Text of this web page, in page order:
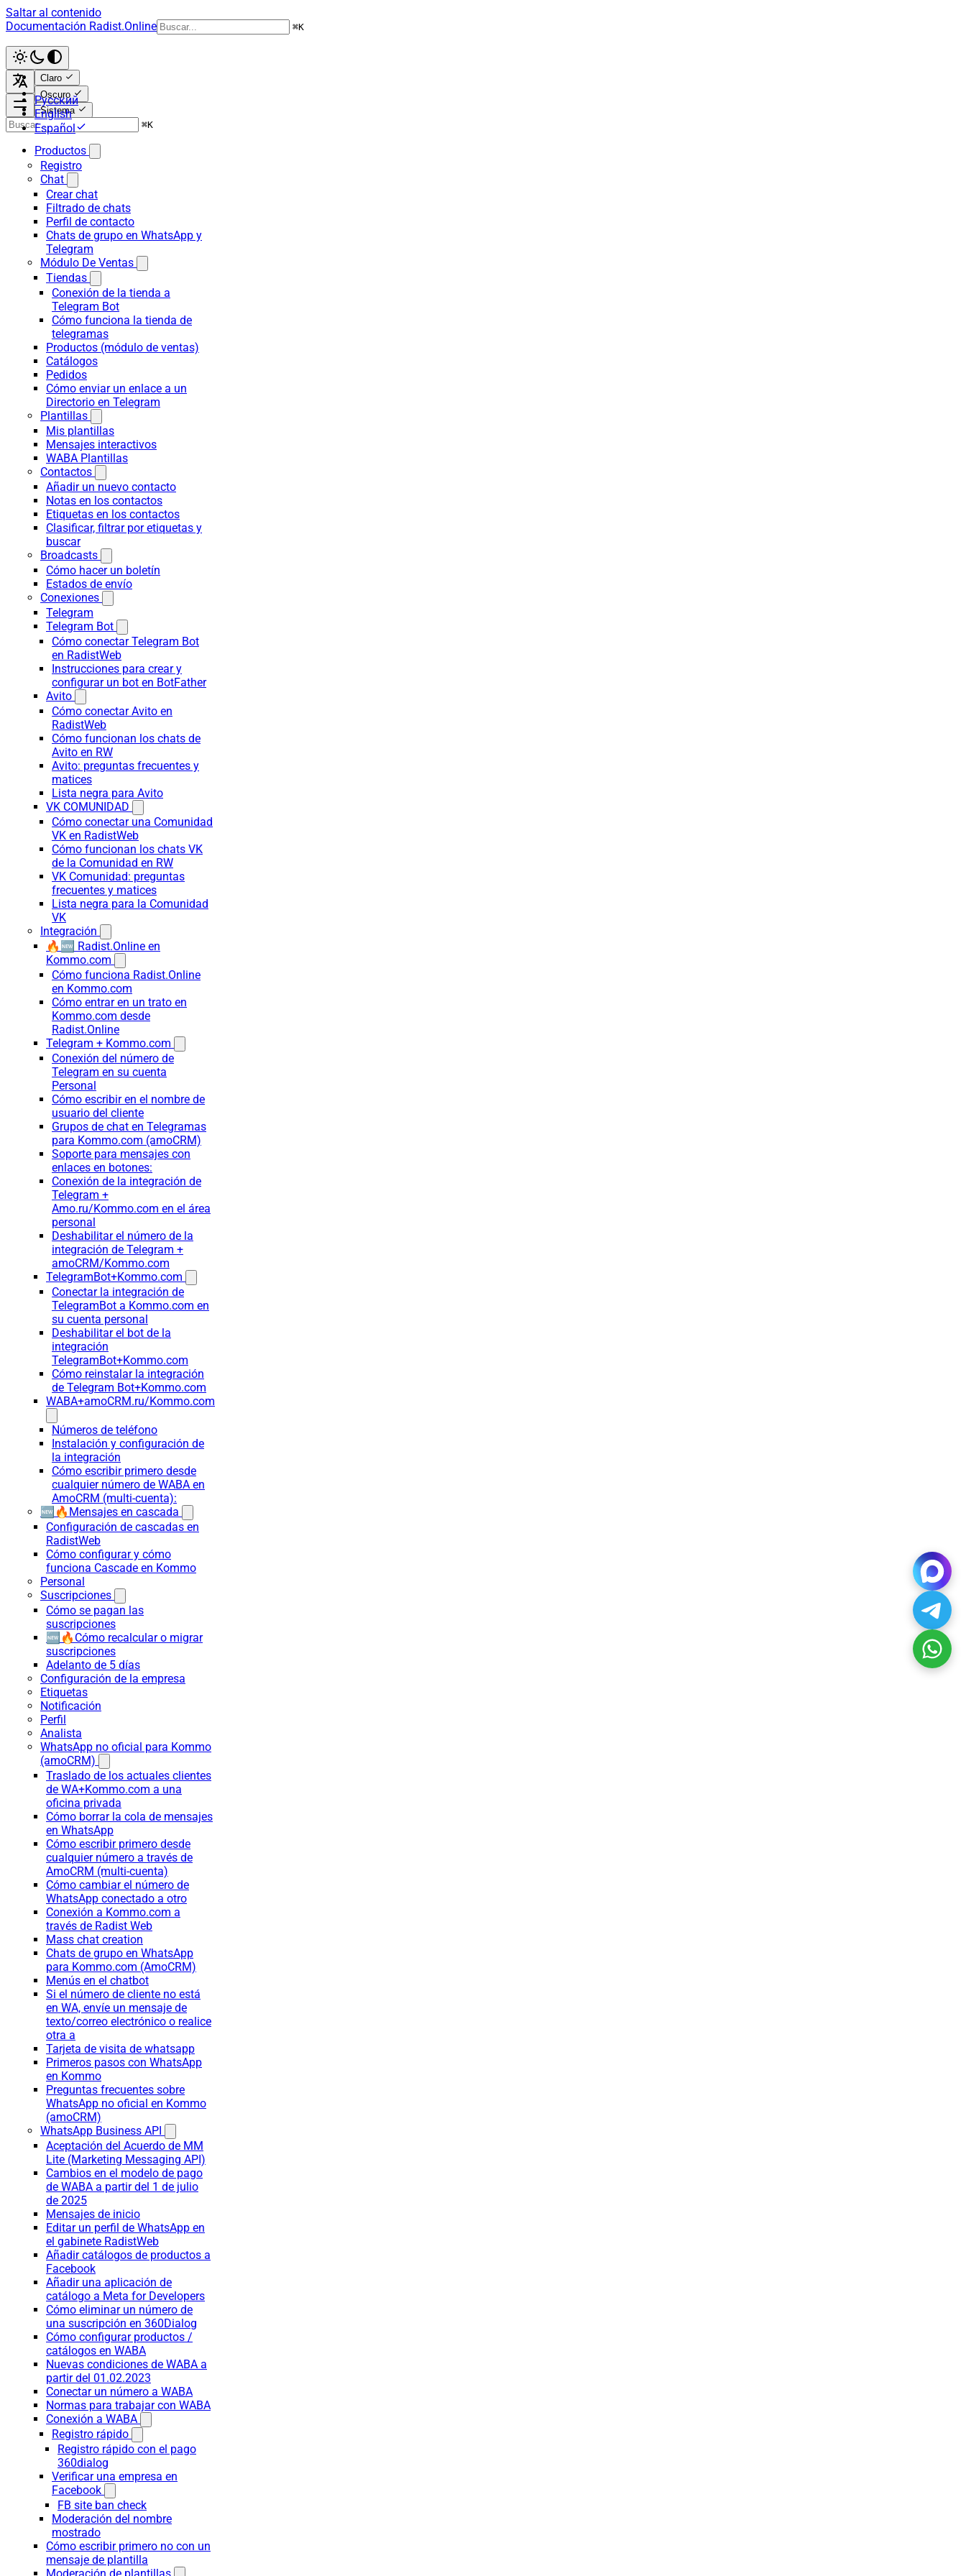
Saltar al contenido
Documentación Radist.Online
⌘K
Claro
Oscuro
Sistema
Русский
English
Español
⌘K
Productos
Registro
Chat
Crear chat
Filtrado de chats
Perfil de contacto
Chats de grupo en WhatsApp y
Telegram
Módulo De Ventas
Tiendas
Conexión de la tienda a
Telegram Bot
Cómo funciona la tienda de
telegramas
Productos (módulo de ventas)
Catálogos
Pedidos
Cómo enviar un enlace a un
Directorio en Telegram
Plantillas
Mis plantillas
Mensajes interactivos
WABA Plantillas
Contactos
Añadir un nuevo contacto
Notas en los contactos
Etiquetas en los contactos
Clasificar, filtrar por etiquetas y
buscar
Broadcasts
Cómo hacer un boletín
Estados de envío
Conexiones
Telegram
Telegram Bot
Cómo conectar Telegram Bot
en RadistWeb
Instrucciones para crear y
configurar un bot en BotFather
Avito
Cómo conectar Avito en
RadistWeb
Cómo funcionan los chats de
Avito en RW
Avito: preguntas frecuentes y
matices
Lista negra para Avito
VK COMUNIDAD
Cómo conectar una Comunidad
VK en RadistWeb
Cómo funcionan los chats VK
de la Comunidad en RW
VK Comunidad: preguntas
frecuentes y matices
Lista negra para la Comunidad
VK
Integración
🔥🆕 Radist.Online en
Kommo.com
Cómo funciona Radist.Online
en Kommo.com
Cómo entrar en un trato en
Kommo.com desde
Radist.Online
Telegram + Kommo.com
Conexión del número de
Telegram en su cuenta
Personal
Cómo escribir en el nombre de
usuario del cliente
Grupos de chat en Telegramas
para Kommo.com (amoCRM)
Soporte para mensajes con
enlaces en botones:
Conexión de la integración de
Telegram +
Amo.ru/Kommo.com en el área
personal
Deshabilitar el número de la
integración de Telegram +
amoCRM/Kommo.com
TelegramBot+Kommo.com
Conectar la integración de
TelegramBot a Kommo.com en
su cuenta personal
Deshabilitar el bot de la
integración
TelegramBot+Kommo.com
Cómo reinstalar la integración
de Telegram Bot+Kommo.com
WABA+amoCRM.ru/Kommo.com
Números de teléfono
Instalación y configuración de
la integración
Cómo escribir primero desde
cualquier número de WABA en
AmoCRM (multi-cuenta):
🆕🔥Mensajes en cascada
Configuración de cascadas en
RadistWeb
Cómo configurar y cómo
funciona Cascade en Kommo
Personal
Suscripciones
Cómo se pagan las
suscripciones
🆕🔥Cómo recalcular o migrar
suscripciones
Adelanto de 5 días
Configuración de la empresa
Etiquetas
Notificación
Perfil
Analista
WhatsApp no oficial para Kommo
(amoCRM)
Traslado de los actuales clientes
de WA+Kommo.com a una
oficina privada
Cómo borrar la cola de mensajes
en WhatsApp
Cómo escribir primero desde
cualquier número a través de
AmoCRM (multi-cuenta)
Cómo cambiar el número de
WhatsApp conectado a otro
Conexión a Kommo.com a
través de Radist Web
Mass chat creation
Chats de grupo en WhatsApp
para Kommo.com (AmoCRM)
Menús en el chatbot
Si el número de cliente no está
en WA, envíe un mensaje de
texto/correo electrónico o realice
otra a
Tarjeta de visita de whatsapp
Primeros pasos con WhatsApp
en Kommo
Preguntas frecuentes sobre
WhatsApp no oficial en Kommo
(amoCRM)
WhatsApp Business API
Aceptación del Acuerdo de MM
Lite (Marketing Messaging API)
Cambios en el modelo de pago
de WABA a partir del 1 de julio
de 2025
Mensajes de inicio
Editar un perfil de WhatsApp en
el gabinete RadistWeb
Añadir catálogos de productos a
Facebook
Añadir una aplicación de
catálogo a Meta for Developers
Cómo eliminar un número de
una suscripción en 360Dialog
Cómo configurar productos /
catálogos en WABA
Nuevas condiciones de WABA a
partir del 01.02.2023
Conectar un número a WABA
Normas para trabajar con WABA
Conexión a WABA
Registro rápido
Registro rápido con el pago
360dialog
Verificar una empresa en
Facebook
FB site ban check
Moderación del nombre
mostrado
Cómo escribir primero no con un
mensaje de plantilla